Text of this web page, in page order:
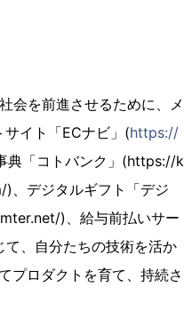
会を前進させるために、メ
イト「ECナビ」(https://
典「コトバンク」(https://k
デジタルギフト「デジ
)、給与前払いサー
、自分たちの技術を活か
プロダクトを育て、持続さ